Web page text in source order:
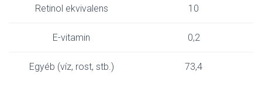
Retinol ekvivalens 10
E-vitamin 0,2
Egyéb (víz, rost, stb.) 73,4